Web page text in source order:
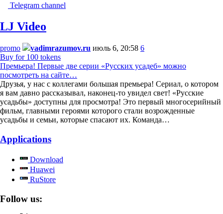
Telegram channel
LJ Video
promo vadimrazumov.ru июль 6, 20:58 6
Buy for 100 tokens
Премьера! Первые две серии «Русских усадеб» можно
посмотреть на сайте…
Друзья, у нас с коллегами большая премьера! Сериал, о котором
я вам давно рассказывал, наконец-то увидел свет! «Русские
усадьбы» доступны для просмотра! Это первый многосерийный
фильм, главными героями которого стали возрожденные
усадьбы и семьи, которые спасают их. Команда…
Applications
Download
Huawei
RuStore
Follow us: